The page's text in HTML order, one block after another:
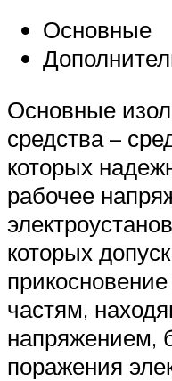
Основные
Основные
средства –
которых
рабочее
которых
частям,
напряжением,
поражения